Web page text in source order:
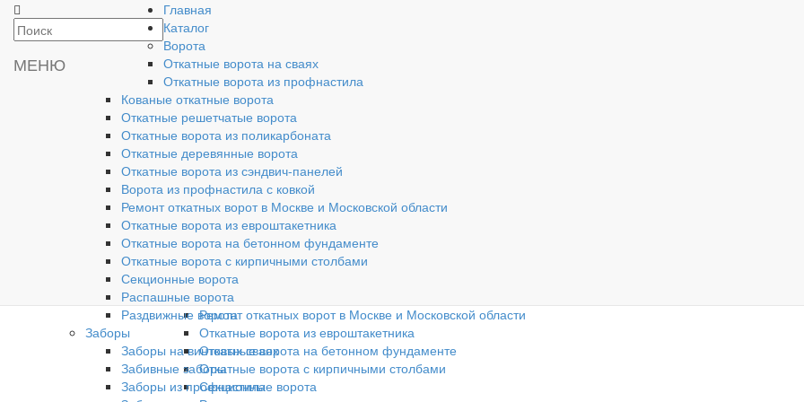
Главная
Каталог
Ворота
Откатные ворота на сваях
Откатные ворота из профнастила
Кованые откатные ворота
Откатные решетчатые ворота
Откатные ворота из поликарбоната
Откатные деревянные ворота
Откатные ворота из сэндвич-панелей
Ворота из профнастила с ковкой
Ремонт откатных ворот в Москве и Московской области
Откатные ворота из евроштакетника
Откатные ворота на бетонном фундаменте
Откатные ворота с кирпичными столбами
Секционные ворота
МЕНЮ
Главная
Каталог
Ворота
Откатные ворота на сваях
Откатные ворота из профнастила
Кованые откатные ворота
Откатные решетчатые ворота
Откатные ворота из поликарбоната
Откатные деревянные ворота
Откатные ворота из сэндвич-панелей
Ворота из профнастила с ковкой
Ремонт откатных ворот в Москве и Московской области
Откатные ворота из евроштакетника
Откатные ворота на бетонном фундаменте
Откатные ворота с кирпичными столбами
Секционные ворота
Распашные ворота
Раздвижные ворота
Заборы
Заборы на винтовых сваях
Забивные заборы
Заборы из профнастила